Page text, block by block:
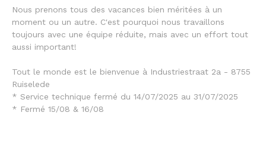
Nous prenons tous des vacances bien méritées à un
moment ou un autre. C'est pourquoi nous travaillons
toujours avec une équipe réduite, mais avec un effort tout
aussi important!
Tout le monde est le bienvenue à Industriestraat 2a - 8755
Ruiselede
* Service technique fermé du 14/07/2025 au 31/07/2025
* Fermé 15/08 & 16/08